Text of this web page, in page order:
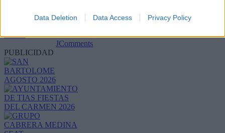
Data Deletion Data Access Privacy Policy
Enviar
JComments
PUBLICIDAD